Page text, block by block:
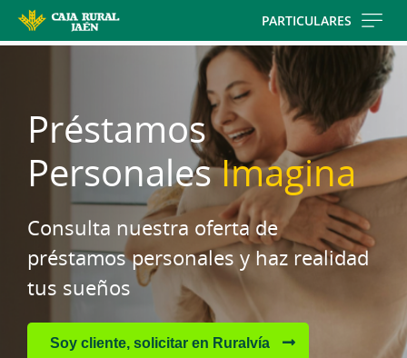
main
contentt
PARTICULARES
Préstamos
PersonalesImagina
Consulta nuestra oferta de
préstamos personales y haz realidad
tus sueños
Soy cliente, solicitar en Ruralvía